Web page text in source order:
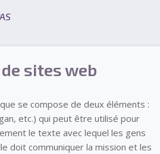
sites web
se compose de deux éléments :
etc.) qui peut être utilisé pour
le texte avec lequel les gens
doit communiquer la mission et les